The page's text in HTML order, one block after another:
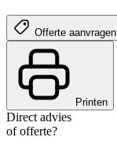
Offerte aanvragen
Printen
Direct advies
of offerte?